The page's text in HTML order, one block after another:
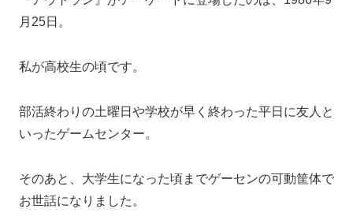
月25日。
私が高校生の頃です。
部活終わりの土曜日や学校が早く終わった平日に友人と
いったゲームセンター。
そのあと、大学生になった頃までゲーセンの可動筐体で
お世話になりました。